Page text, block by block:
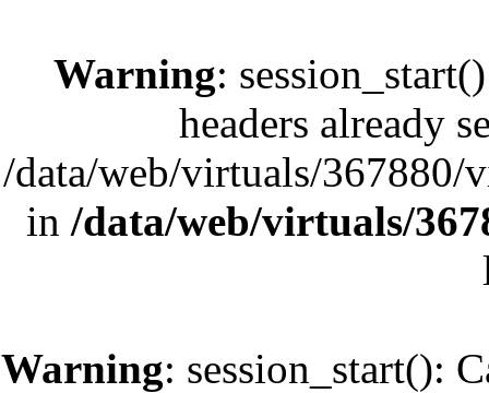
Warning:
headers already
/data/web/virtuals/
in /data/web/virtuals/
Warning: session_start():